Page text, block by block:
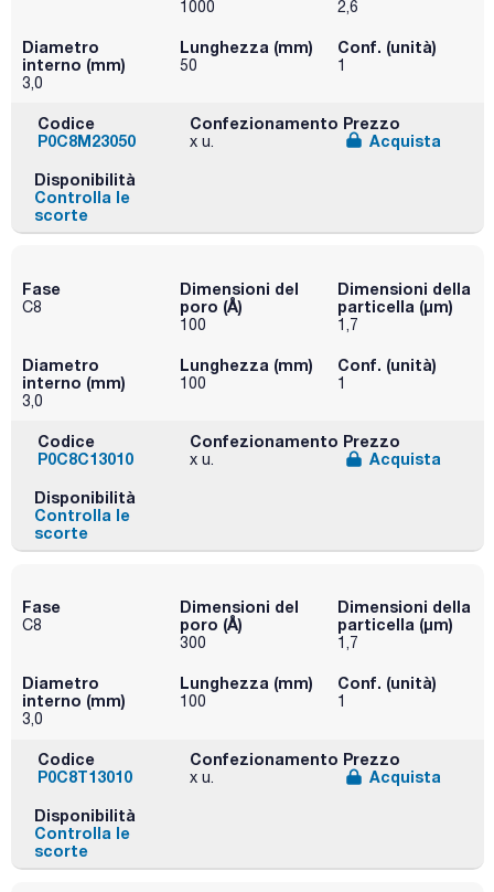
1000 2,6
Diametro
interno (mm)
3,0
Lunghezza (mm)
50
Conf. (unità)
1
Codice
P0C8M23050
Confezionamento
x u.
Prezzo
Acquista
Disponibilità
Controlla le
scorte
Fase
C8
Dimensioni del
poro (Å)
100
Dimensioni della
particella (μm)
1,7
Diametro
interno (mm)
3,0
Lunghezza (mm)
100
Conf. (unità)
1
Codice
P0C8C13010
Confezionamento
x u.
Prezzo
Acquista
Disponibilità
Controlla le
scorte
Fase
C8
Dimensioni del
poro (Å)
300
Dimensioni della
particella (μm)
1,7
Diametro
interno (mm)
3,0
Lunghezza (mm)
100
Conf. (unità)
1
Codice
P0C8T13010
Confezionamento
x u.
Prezzo
Acquista
Disponibilità
Controlla le
scorte